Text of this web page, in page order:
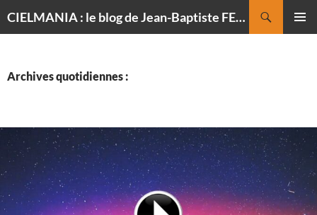
CIELMANIA : le blog de Jean-Baptiste FELDMANN, photographe du ciel
Archives quotidiennes :